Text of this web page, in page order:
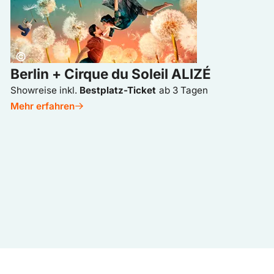
Copyright:
©
Berlin + Cirque du Soleil ALIZÉ
Showreise inkl. Bestplatz-Ticket ab 3 Tagen
Mehr erfahren